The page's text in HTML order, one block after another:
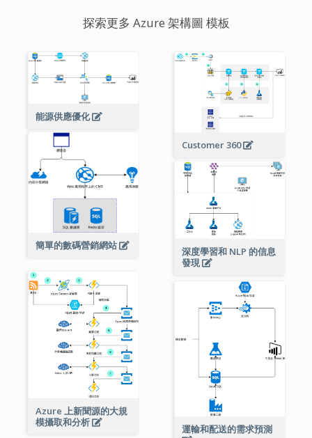
探索更多 Azure 架構圖 模板
能源供應優化
Customer 360
簡單的數碼營銷網站
深度學習和 NLP 的信息
發現
Azure 上新聞源的大規
模攝取和分析
運輸和配送的需求預測